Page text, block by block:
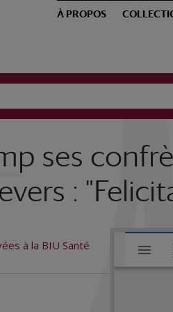
À PROPOS
ses
:
à la BIU Santé
V